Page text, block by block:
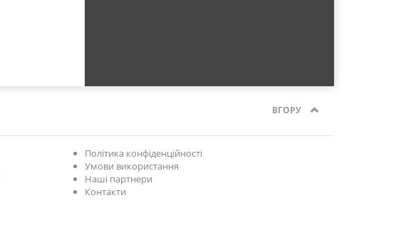
ВГОРУ
Політика конфіденційності
Умови використання
Наші партнери
Контакти